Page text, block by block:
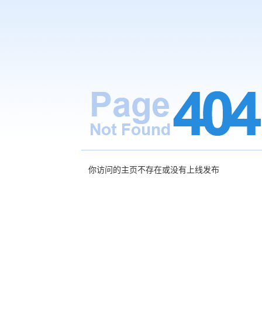
你访问的主页不存在或没有上线发布